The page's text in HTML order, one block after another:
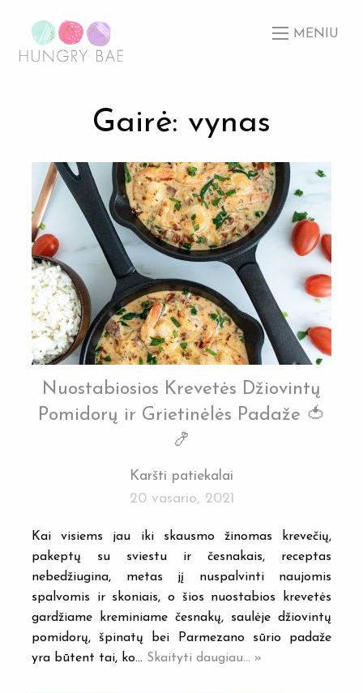
MENIU
Gairė: vynas
Nuostabiosios Krevetės Džiovintų
Pomidorų ir Grietinėlės Padaže 🍅
🍤
Karšti patiekalai
20 vasario, 2021
Kai visiems jau iki skausmo žinomas krevečių,
pakeptų su sviestu ir česnakais, receptas
nebedžiugina, metas jį nuspalvinti naujomis
spalvomis ir skoniais, o šios nuostabios krevetės
gardžiame kreminiame česnakų, saulėje džiovintų
pomidorų, špinatų bei Parmezano sūrio padaže
yra būtent tai, ko… Skaityti daugiau... »